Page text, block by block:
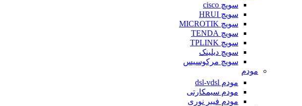
سویچ cisco
سویچ HRUI
سویچ MICROTIK
سویچ TENDA
سویچ TPLINK
سویچ دیلینک
سویچ مرکوسیس
مودم
مودم dsl-vdsl
مودم سیمکارتی
مودم فیبر نوری